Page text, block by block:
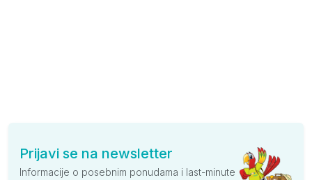
Prijavi se na newsletter
Informacije o posebnim ponudama i last-minute